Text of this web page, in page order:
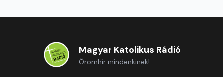
Magyar Katolikus Rádió
Örömhír mindenkinek!